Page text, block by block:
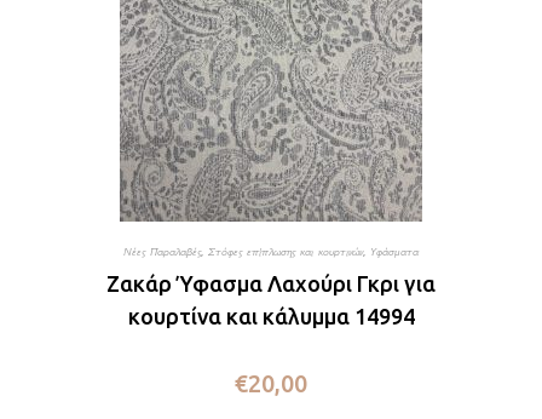
Νέες Παραλαβές, Στόφες επίπλωσης και κουρτινών, Υφάσματα
Ζακάρ Ύφασμα Λαχούρι Γκρι για
κουρτίνα και κάλυμμα 14994
€20,00